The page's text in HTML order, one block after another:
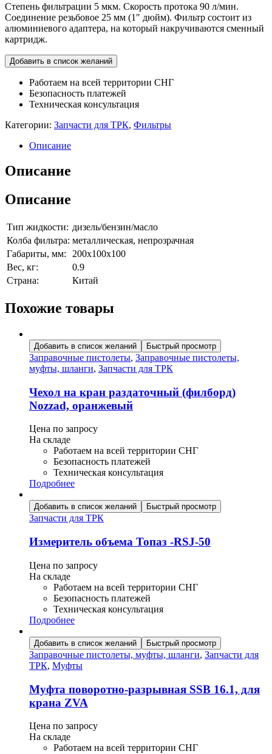
Степень фильтрации 5 мкм. Скорость протока 90 л/мин.
Соединение резьбовое 25 мм (1″ дюйм). Фильтр состоит из
алюминиевого адаптера, на который накручиваются сменный
картридж.
Добавить в список желаний
Работаем на всей территории СНГ
Безопасность платежей
Техническая консультация
Категории: Запчасти для ТРК, Фильтры
Описание
Описание
Описание
Тип жидкости: дизель/бензин/масло
Колба фильтра: металлическая, непрозрачная
Габариты, мм:
200х100х100
Вес, кг:
0.9
Страна:
Китай
Похожие товары
Добавить в список желаний Быстрый просмотр
Заправочные пистолеты, Заправочные пистолеты,
муфты, шланги, Запчасти для ТРК
Чехол на кран раздаточный (филборд)
Nozzad, оранжевый
Цена по запросу
На складе
Работаем на всей территории СНГ
Безопасность платежей
Техническая консультация
Подробнее
Добавить в список желаний Быстрый просмотр
Запчасти для ТРК
Измеритель объема Топаз -RSJ-50
Цена по запросу
На складе
Работаем на всей территории СНГ
Безопасность платежей
Техническая консультация
Подробнее
Добавить в список желаний Быстрый просмотр
Заправочные пистолеты, муфты, шланги, Запчасти для
ТРК, Муфты
Муфта поворотно-разрывная SSB 16.1, для
крана ZVA
Цена по запросу
На складе
Работаем на всей территории СНГ